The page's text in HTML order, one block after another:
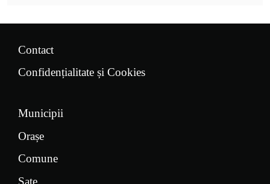
Contact
Confidențialitate și Cookies
Municipii
Orașe
Comune
Sate